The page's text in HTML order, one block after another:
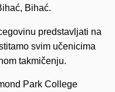
Bihać.
predstavljati na
svim učenicima
takmičenju.
Park College